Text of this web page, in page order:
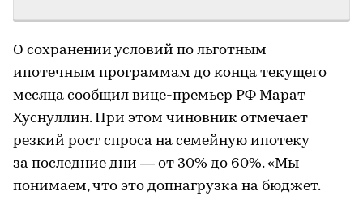
О сохранении условий по льготным
ипотечным программам до конца текущего
месяца сообщил вице-премьер РФ Марат
Хуснуллин. При этом чиновник отмечает
резкий рост спроса на семейную ипотеку
за последние дни — от 30% до 60%. «Мы
понимаем, что это допнагрузка на бюджет.